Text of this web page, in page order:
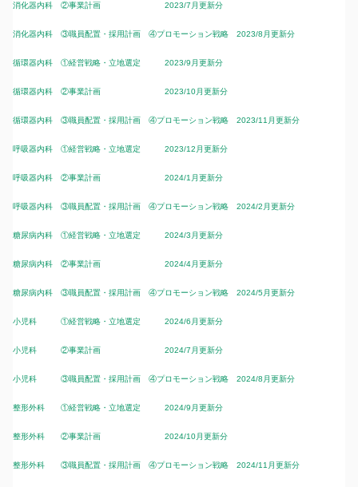
消化器内科 ②事業計画 2023/7月更新分
消化器内科 ③職員配置・採用計画 ④プロモーション戦略 2023/8月更新分
循環器内科 ①経営戦略・立地選定 2023/9月更新分
循環器内科 ②事業計画 2023/10月更新分
循環器内科 ③職員配置・採用計画 ④プロモーション戦略 2023/11月更新分
呼吸器内科 ①経営戦略・立地選定 2023/12月更新分
呼吸器内科 ②事業計画 2024/1月更新分
呼吸器内科 ③職員配置・採用計画 ④プロモーション戦略 2024/2月更新分
糖尿病内科 ①経営戦略・立地選定 2024/3月更新分
糖尿病内科 ②事業計画 2024/4月更新分
糖尿病内科 ③職員配置・採用計画 ④プロモーション戦略 2024/5月更新分
小児科 ①経営戦略・立地選定 2024/6月更新分
小児科 ②事業計画 2024/7月更新分
小児科 ③職員配置・採用計画 ④プロモーション戦略 2024/8月更新分
整形外科 ①経営戦略・立地選定 2024/9月更新分
整形外科 ②事業計画 2024/10月更新分
整形外科 ③職員配置・採用計画 ④プロモーション戦略 2024/11月更新分